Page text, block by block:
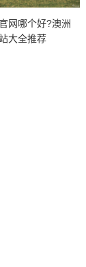
网哪个好?澳洲
大全推荐